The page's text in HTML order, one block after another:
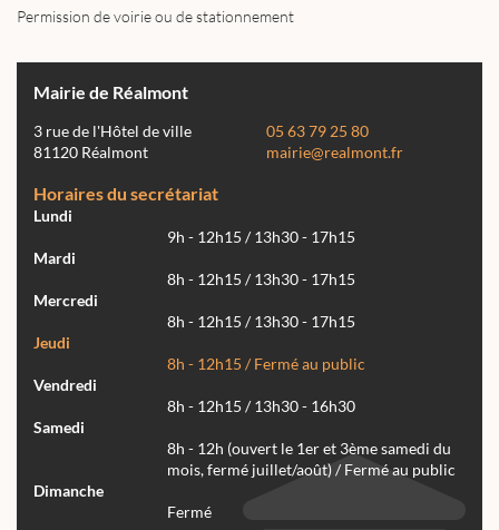
Permission de voirie ou de stationnement
Mairie de Réalmont
3 rue de l'Hôtel de ville
81120 Réalmont
05 63 79 25 80
mairie@realmont.fr
Horaires du secrétariat
Lundi
9h - 12h15 / 13h30 - 17h15
Mardi
8h - 12h15 / 13h30 - 17h15
Mercredi
8h - 12h15 / 13h30 - 17h15
Jeudi
8h - 12h15 / Fermé au public
Vendredi
8h - 12h15 / 13h30 - 16h30
Samedi
8h - 12h (ouvert le 1er et 3ème samedi du
mois, fermé juillet/août) / Fermé au public
Dimanche
Fermé